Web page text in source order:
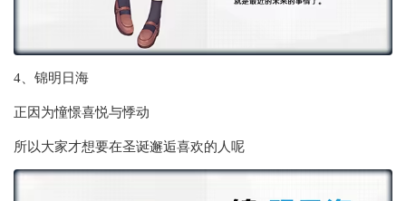
4、锦明日海
正因为憧憬喜悦与悸动
所以大家才想要在圣诞邂逅喜欢的人呢